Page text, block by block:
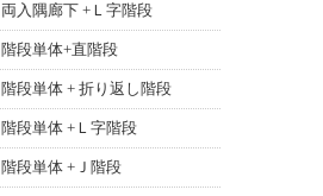
両入隅廊下 +Ｌ字階段
階段単体+直階段
階段単体 + 折り返し階段
階段単体 +Ｌ字階段
階段単体 +Ｊ階段